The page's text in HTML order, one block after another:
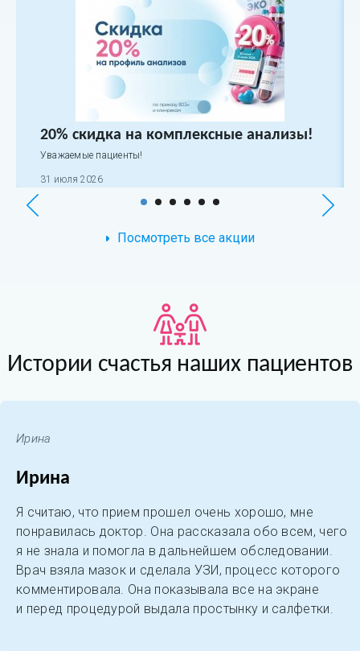
20% скидка на комплексные анализы!
Уважаемые пациенты!
31 июля 2026
Посмотреть все акции
Истории счастья наших пациентов
Ирина
Ирина
Я считаю, что прием прошел очень хорошо, мне
понравилась доктор. Она рассказала обо всем, чего
я не знала и помогла в дальнейшем обследовании.
Врач взяла мазок и сделала УЗИ, процесс которого
комментировала. Она показывала все на экране
и перед процедурой выдала простынку и салфетки.